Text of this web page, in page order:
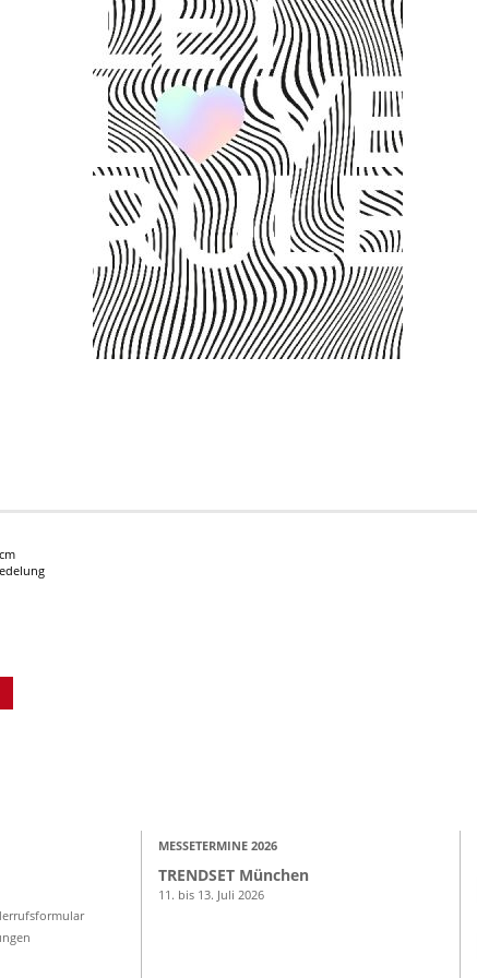
Bombastic Boards
Tassen
Craft
Dipster
Girls
Jam
La Dolce Vita
Line Art
Miami
Neon-Gourmet
Oh Bavaria
Say it
Studio
Time Travel
Whiteline
Zoo
Postkarten
Grusskarten
MESSETERMINE 2026
TRENDSET München
11. bis 13. Juli 2026